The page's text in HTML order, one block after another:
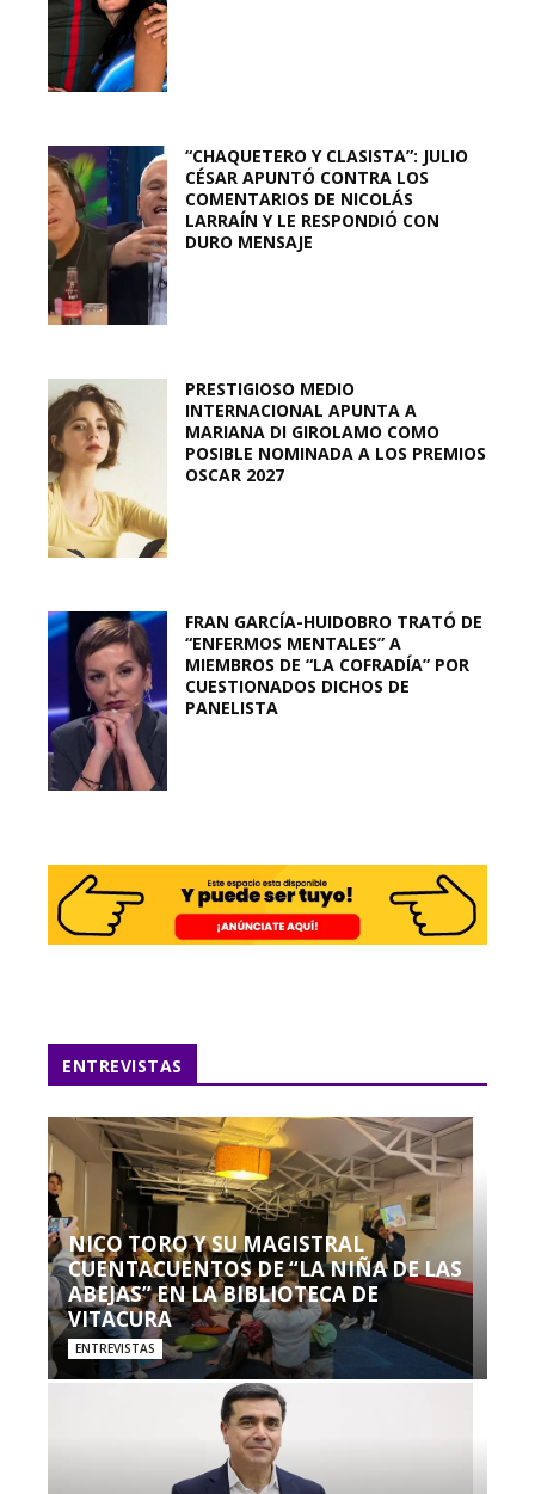
“CHAQUETERO Y CLASISTA”: JULIO
CÉSAR APUNTÓ CONTRA LOS
COMENTARIOS DE NICOLÁS
LARRAÍN Y LE RESPONDIÓ CON
DURO MENSAJE
PRESTIGIOSO MEDIO
INTERNACIONAL APUNTA A
MARIANA DI GIROLAMO COMO
POSIBLE NOMINADA A LOS PREMIOS
OSCAR 2027
FRAN GARCÍA-HUIDOBRO TRATÓ DE
“ENFERMOS MENTALES” A
MIEMBROS DE “LA COFRADÍA” POR
CUESTIONADOS DICHOS DE
PANELISTA
ENTREVISTAS
NICO TORO Y SU MAGISTRAL
CUENTACUENTOS DE “LA NIÑA DE LAS
ABEJAS” EN LA BIBLIOTECA DE
VITACURA
ENTREVISTAS